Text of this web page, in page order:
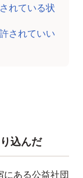
れている状
されていい
込んだ
ある公益社団